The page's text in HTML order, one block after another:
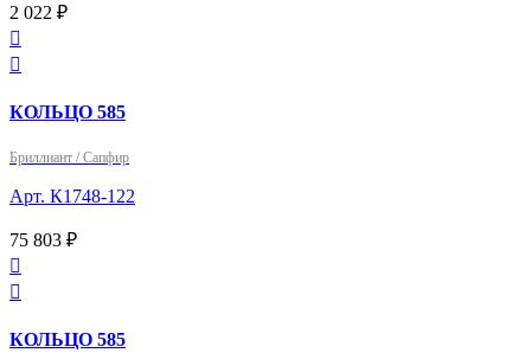
2 022 ₽


КОЛЬЦО 585
Бриллиант / Сапфир
Арт. К1748-122
75 803 ₽


КОЛЬЦО 585